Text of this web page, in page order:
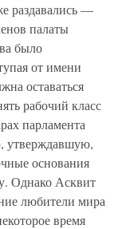
раздавались —
палаты
было
от имени
оставаться
рабочий класс
парламента
утверждавшую,
основания
Однако Асквит
любители мира
время